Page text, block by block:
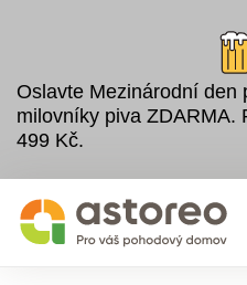
Oslavte Mezinárodní den
milovníky piva ZDARMA.
499 Kč.